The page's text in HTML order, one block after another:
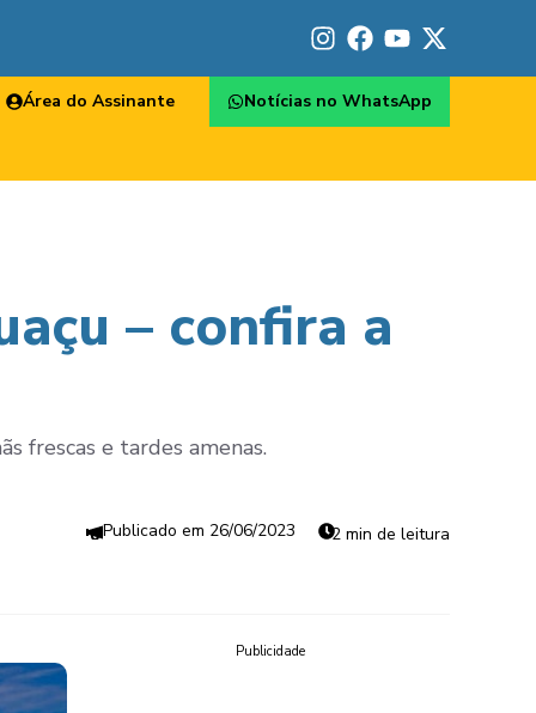
Área do Assinante Notícias no WhatsApp
– confira a
frescas e tardes amenas.
26/06/2023 2 min de leitura
Publicidade